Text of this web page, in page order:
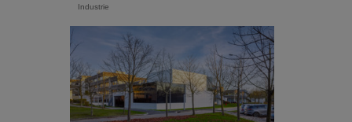
Industrie